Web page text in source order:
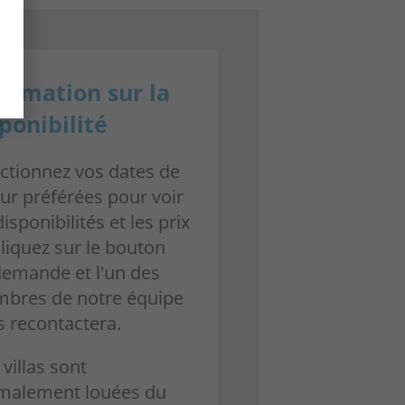
sur la
vos dates de
préférées pour voir
et les prix
sur le bouton
et l'un des
de notre équipe
recontactera.
villas sont
louées du